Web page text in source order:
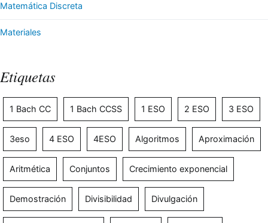
Matemática Discreta
Materiales
Etiquetas
1 Bach CC 1 Bach CCSS 1 ESO 2 ESO 3 ESO
3eso 4 ESO 4ESO Algoritmos Aproximación
Aritmética Conjuntos Crecimiento exponencial
Demostración Divisibilidad Divulgación